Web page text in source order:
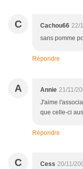
C Cachou66 22/
sans pomme
Répondre
A Annie 21/11/
J'aime
que celle-ci
Répondre
C Cess 20/11/